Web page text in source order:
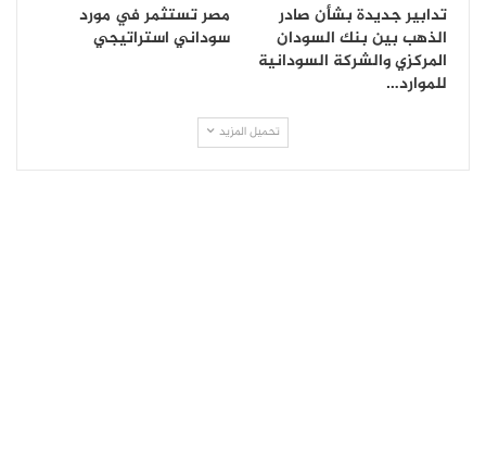
تدابير جديدة بشأن صادر
الذهب بين بنك السودان
المركزي والشركة السودانية
للموارد…
مصر تستثمر في مورد
سوداني استراتيجي
تحميل المزيد